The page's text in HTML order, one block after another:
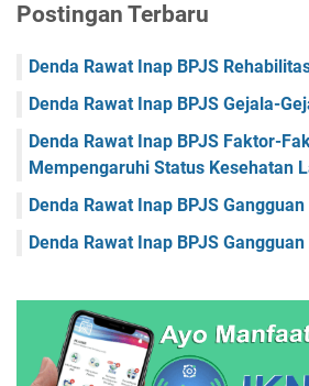
Faskes Nusa Tenggara Barat
Faskes
Faskes Papua Selatan Faskes Papua
Faskes Riau Faskes Sulawesi Barat
Faskes Sulawesi Selatan Faskes
Faskes Sulawesi Tenggara Faskes
Faskes Sumatera Utara Faskes
Postingan Terbaru
Denda Rawat Inap BPJS
Denda Rawat Inap BPJS Gejala-
Denda Rawat Inap BPJS Faktor-
Mempengaruhi Status Kesehatan
Denda Rawat Inap BPJS
Denda Rawat Inap BPJS